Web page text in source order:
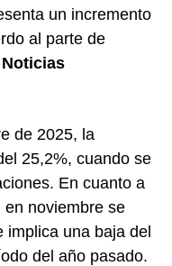
un incremento
al parte de
de 2025, la
25,2%, cuando se
En cuanto a
en noviembre se
implica una baja del
del año pasado.